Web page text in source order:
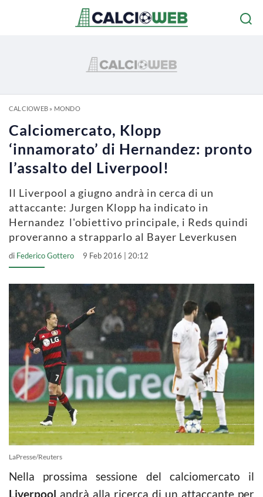
CALCIOWEB» MONDO
Calciomercato, Klopp
‘innamorato’ di Hernandez: pronto
l’assalto del Liverpool!
Il Liverpool a giugno andrà in cerca di un
attaccante: Jurgen Klopp ha indicato in
Hernandez l'obiettivo principale, i Reds quindi
proveranno a strapparlo al Bayer Leverkusen
di Federico Gottero 9 Feb 2016 | 20:12
LaPresse/Reuters
Nella prossima sessione del calciomercato il
Liverpool andrà alla ricerca di un attaccante per